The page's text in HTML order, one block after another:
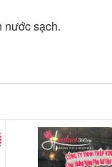
nước sạch.